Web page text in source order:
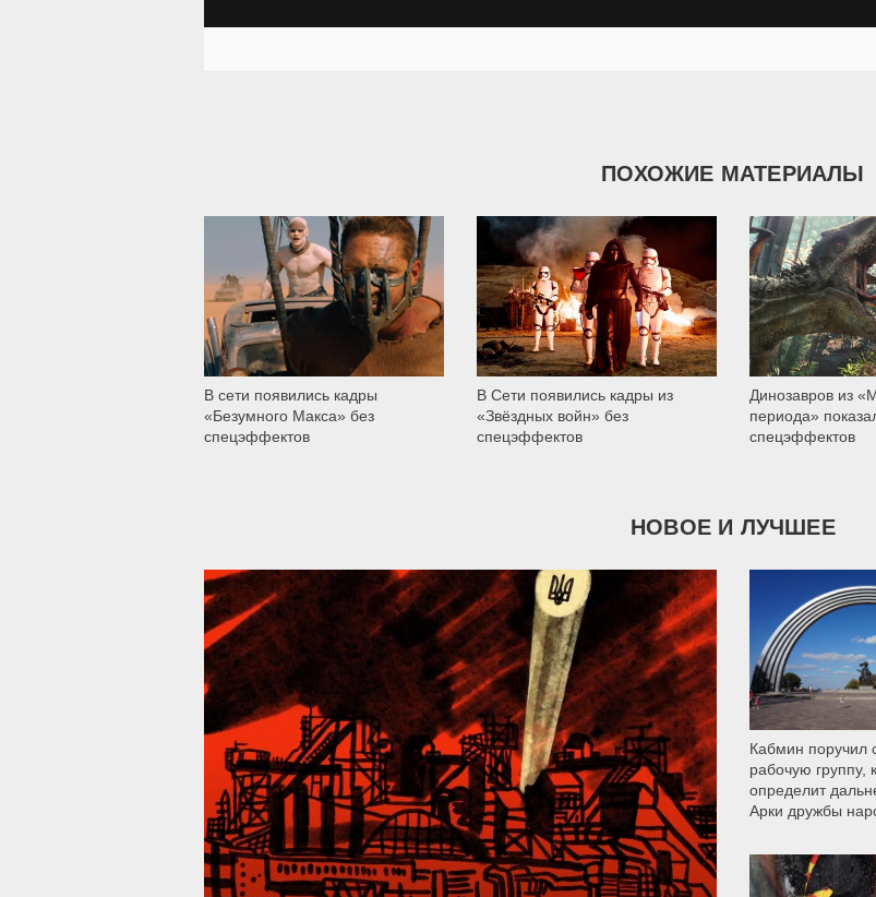
ПОХОЖИЕ МАТЕРИАЛЫ
В сети появились кадры
«Безумного Макса» без
спецэффектов
6 373
В Сети появились кадры из
«Звёздных войн» без
спецэффектов
3 232
Динозавров из
периода»
спецэффектов
938
НОВОЕ И ЛУЧШЕЕ
39 296
Кабмин поручил
рабочую группу,
определит
Арки дружбы
9 790
12 307